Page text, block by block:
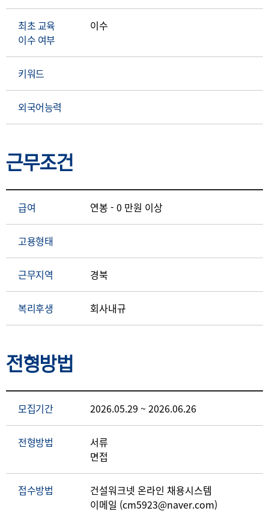
최초 교육
이수 여부
이수
키워드
외국어능력
근무조건
급여 연봉 - 0 만원 이상
고용형태
근무지역 경북
복리후생 회사내규
전형방법
모집기간 2026.05.29 ~ 2026.06.26
전형방법
서류
면접
접수방법
건설워크넷 온라인 채용시스템
이메일 (cm5923@naver.com)